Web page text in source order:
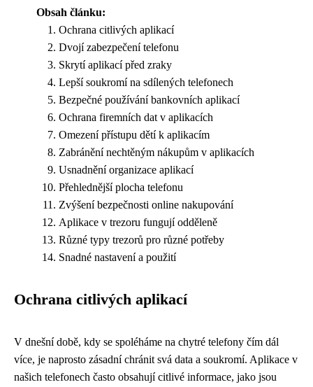
Obsah článku:
Ochrana citlivých aplikací
Dvojí zabezpečení telefonu
Skrytí aplikací před zraky
Lepší soukromí na sdílených telefonech
Bezpečné používání bankovních aplikací
Ochrana firemních dat v aplikacích
Omezení přístupu dětí k aplikacím
Zabránění nechtěným nákupům v aplikacích
Usnadnění organizace aplikací
Přehlednější plocha telefonu
Zvýšení bezpečnosti online nakupování
Aplikace v trezoru fungují odděleně
Různé typy trezorů pro různé potřeby
Snadné nastavení a použití
Ochrana citlivých aplikací
V dnešní době, kdy se spoléháme na chytré telefony čím dál
více, je naprosto zásadní chránit svá data a soukromí. Aplikace v
našich telefonech často obsahují citlivé informace, jako jsou